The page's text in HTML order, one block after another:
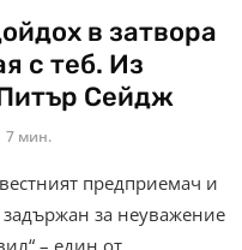
в затвора
с теб. Из
Сейдж
7 мин.
предприемач и
за неуважение